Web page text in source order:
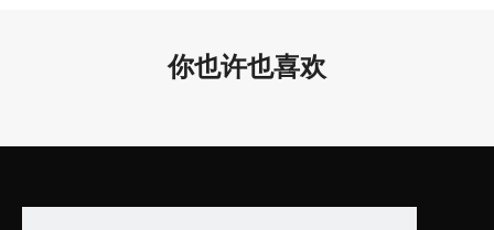
80W
4.53*1.38*59.06”
你也许也喜欢